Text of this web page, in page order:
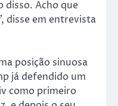
disso. Acho que
disse em entrevista
posição sinuosa
já defendido um
como primeiro